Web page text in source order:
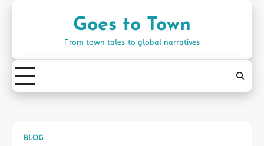
Goes to Town
From town tales to global narratives
BLOG